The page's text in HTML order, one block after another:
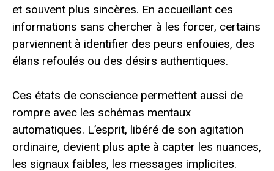
et souvent plus sincères. En accueillant ces
informations sans chercher à les forcer, certains
parviennent à identifier des peurs enfouies, des
élans refoulés ou des désirs authentiques.
Ces états de conscience permettent aussi de
rompre avec les schémas mentaux
automatiques. L’esprit, libéré de son agitation
ordinaire, devient plus apte à capter les nuances,
les signaux faibles, les messages implicites.